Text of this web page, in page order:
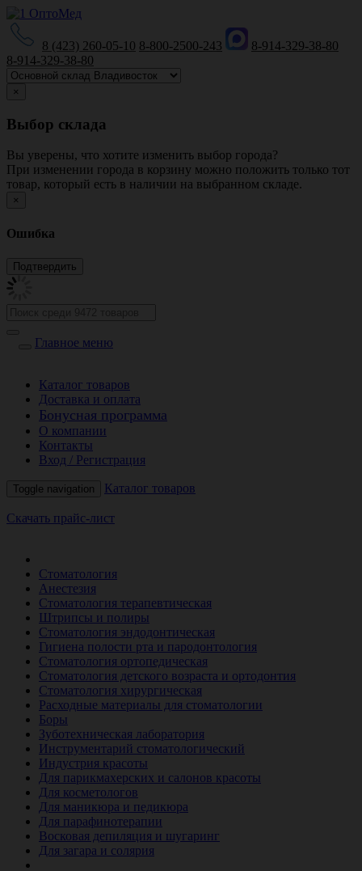
8 (423) 260-05-10 8-800-2500-243
8-914-329-38-80
8-914-329-38-80
×
Выбор склада
Вы уверены, что хотите изменить выбор города?
При изменении города в корзину можно положить только тот
товар, который есть в наличии на выбранном складе.
×
Ошибка
Главное меню
Каталог товаров
Доставка и оплата
Бонусная программа
О компании
Контакты
Вход / Регистрация
Toggle navigation Каталог товаров
Скачать прайс-лист
Стоматология
Анестезия
Стоматология терапевтическая
Штрипсы и полиры
Стоматология эндодонтическая
Гигиена полости рта и пародонтология
Стоматология ортопедическая
Стоматология детского возраста и ортодонтия
Стоматология хирургическая
Расходные материалы для стоматологии
Боры
Зуботехническая лаборатория
Инструментарий стоматологический
Индустрия красоты
Для парикмахерских и салонов красоты
Для косметологов
Для маникюра и педикюра
Для парафинотерапии
Восковая депиляция и шугаринг
Для загара и солярия